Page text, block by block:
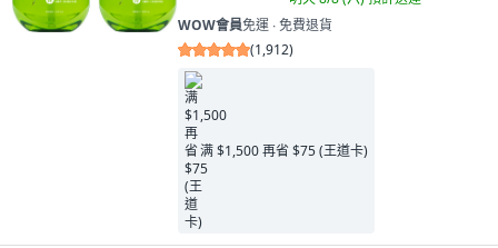
WOW會員免運 ∙ 免費退貨
(1,912)
满 $1,500 再省 $75 (王道卡)